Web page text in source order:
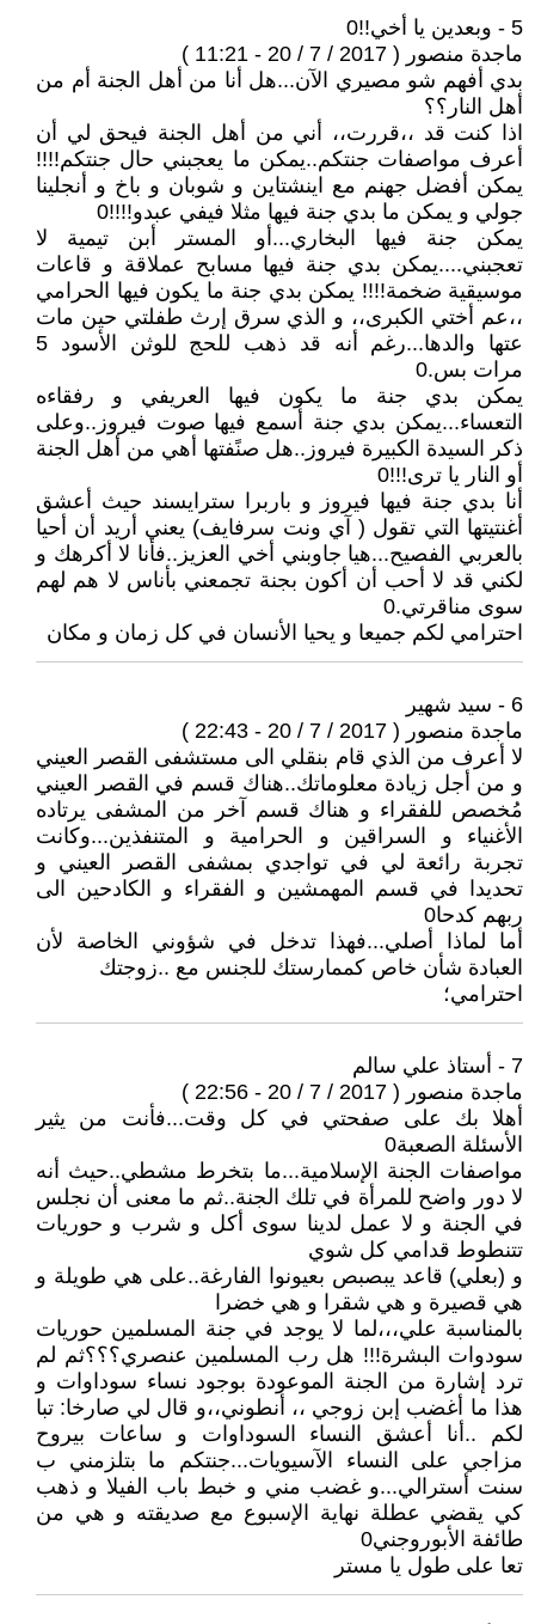
5 - وبعدين يا أخي!!0
ماجدة منصور ( 2017 / 7 / 20 - 11:21 )
بدي أفهم شو مصيري الآن...هل أنا من أهل الجنة أم من
أهل النار؟؟
اذا كنت قد ،،قررت،، أني من أهل الجنة فيحق لي أن
أعرف مواصفات جنتكم..يمكن ما يعجبني حال جنتكم!!!!
يمكن أفضل جهنم مع اينشتاين و شوبان و باخ و أنجلينا
جولي و يمكن ما بدي جنة فيها مثلا فيفي عبدو!!!!0
يمكن جنة فيها البخاري...أو المستر أبن تيمية لا
تعجبني....يمكن بدي جنة فيها مسابح عملاقة و قاعات
موسيقية ضخمة!!!! يمكن بدي جنة ما يكون فيها الحرامي
،،عم أختي الكبرى،، و الذي سرق إرث طفلتي حين مات
عتها والدها...رغم أنه قد ذهب للحج للوثن الأسود 5
مرات بس.0
يمكن بدي جنة ما يكون فيها العريفي و رفقاءه
التعساء...يمكن بدي جنة أسمع فيها صوت فيروز..وعلى
ذكر السيدة الكبيرة فيروز..هل صنًفتها أهي من أهل الجنة
أو النار يا ترى!!!0
أنا بدي جنة فيها فيروز و باربرا سترايسند حيث أعشق
أغنتيتها التي تقول ( آي ونت سرفايف) يعني أريد أن أحيا
بالعربي الفصيح...هيا جاوبني أخي العزيز..فأنا لا أكرهك و
لكني قد لا أحب أن أكون بجنة تجمعني بأناس لا هم لهم
سوى مناقرتي.0
احترامي لكم جميعا و يحيا الأنسان في كل زمان و مكان
6 - سيد شهير
ماجدة منصور ( 2017 / 7 / 20 - 22:43 )
لا أعرف من الذي قام بنقلي الى مستشفى القصر العيني
و من أجل زيادة معلوماتك..هناك قسم في القصر العيني
مُخصص للفقراء و هناك قسم آخر من المشفى يرتاده
الأغنياء و السراقين و الحرامية و المتنفذين...وكانت
تجربة رائعة لي في تواجدي بمشفى القصر العيني و
تحديدا في قسم المهمشين و الفقراء و الكادحين الى
ربهم كدحا0
أما لماذا أصلي...فهذا تدخل في شؤوني الخاصة لأن
العبادة شأن خاص كممارستك للجنس مع ..زوجتك
احترامي؛
7 - أستاذ علي سالم
ماجدة منصور ( 2017 / 7 / 20 - 22:56 )
أهلا بك على صفحتي في كل وقت...فأنت من يثير
الأسئلة الصعبة0
مواصفات الجنة الإسلامية...ما بتخرط مشطي..حيث أنه
لا دور واضح للمرأة في تلك الجنة..ثم ما معنى أن نجلس
في الجنة و لا عمل لدينا سوى أكل و شرب و حوريات
تتنطوط قدامي كل شوي
و (بعلي) قاعد يبصبص بعيونوا الفارغة..على هي طويلة و
هي قصيرة و هي شقرا و هي خضرا
بالمناسبة علي،،،لما لا يوجد في جنة المسلمين حوريات
سودوات البشرة!!! هل رب المسلمين عنصري؟؟؟ثم لم
ترد إشارة من الجنة الموعودة بوجود نساء سوداوات و
هذا ما أغضب إبن زوجي ،، أنطوني،،و قال لي صارخا: تبا
لكم ..أنا أعشق النساء السوداوات و ساعات بيروح
مزاجي على النساء الآسيويات...جنتكم ما بتلزمني ب
سنت أسترالي...و غضب مني و خبط باب الفيلا و ذهب
كي يقضي عطلة نهاية الإسبوع مع صديقته و هي من
طائفة الأبوروجني0
تعا على طول يا مستر